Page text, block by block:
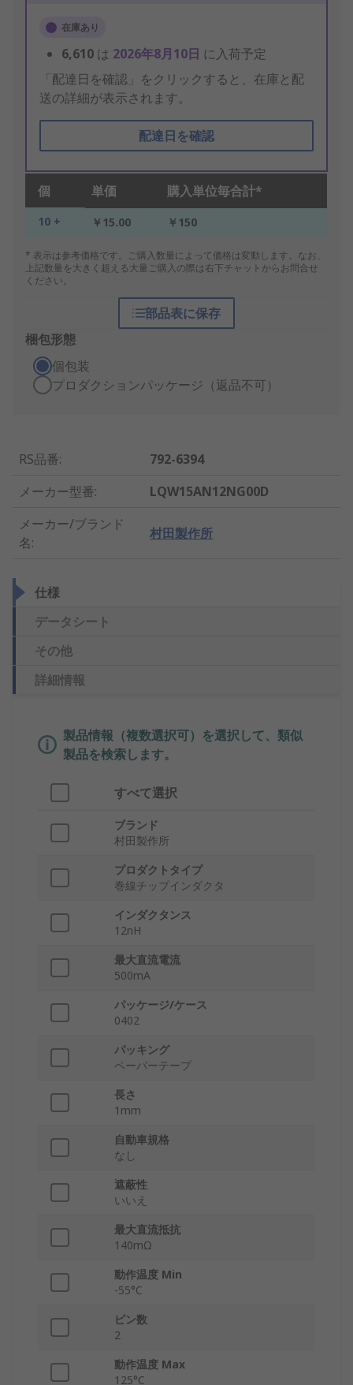
在庫あり
6,610 は 2026年8月10日 に入荷予定
「配達日を確認」をクリックすると、在庫と配
送の詳細が表示されます。
配達日を確認
個 単価 購入単位毎合計*
10 + ￥15.00 ￥150
* 表示は参考価格です。ご購入数量によって価格は変動します。なお、
上記数量を大きく超える大量ご購入の際は右下チャットからお問合せ
ください。
部品表に保存
梱包形態
個包装
プロダクションパッケージ（返品不可）
RS品番:
792-6394
メーカー型番:
LQW15AN12NG00D
メーカー/ブランド
名:
村田製作所
仕様
データシート
その他
詳細情報
製品情報（複数選択可）を選択して、類似
製品を検索します。
すべて選択
ブランド
村田製作所
プロダクトタイプ
巻線チップインダクタ
インダクタンス
12nH
最大直流電流
500mA
パッケージ/ケース
0402
パッキング
ペーパーテープ
長さ
1mm
自動車規格
なし
遮蔽性
いいえ
最大直流抵抗
140mΩ
動作温度 Min
-55°C
ピン数
2
動作温度 Max
125°C